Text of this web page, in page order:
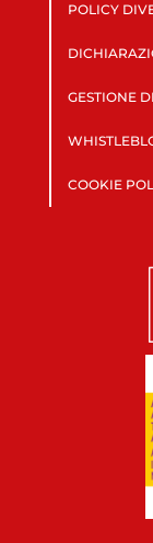
POLICY
GESTIONE
COOKIE